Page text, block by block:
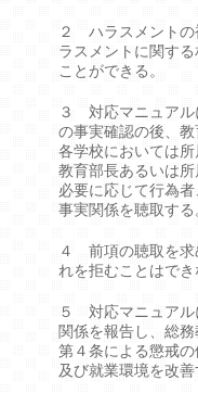
２ ハラスメントの
ラスメントに関す
ことができる。
３ 対応マニュアル
の事実確認の後、教
各学校においては
教育部長あるいは所
必要に応じて行為
事実関係を聴取する
４ 前項の聴取を求
れを拒むことはでき
５ 対応マニュアル
関係を報告し、総
第４条による懲戒
及び就業環境を改